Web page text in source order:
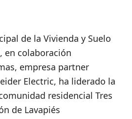
de la Vivienda y Suelo
en colaboración
empresa partner
Electric, ha liderado la
residencial Tres
de Lavapiés